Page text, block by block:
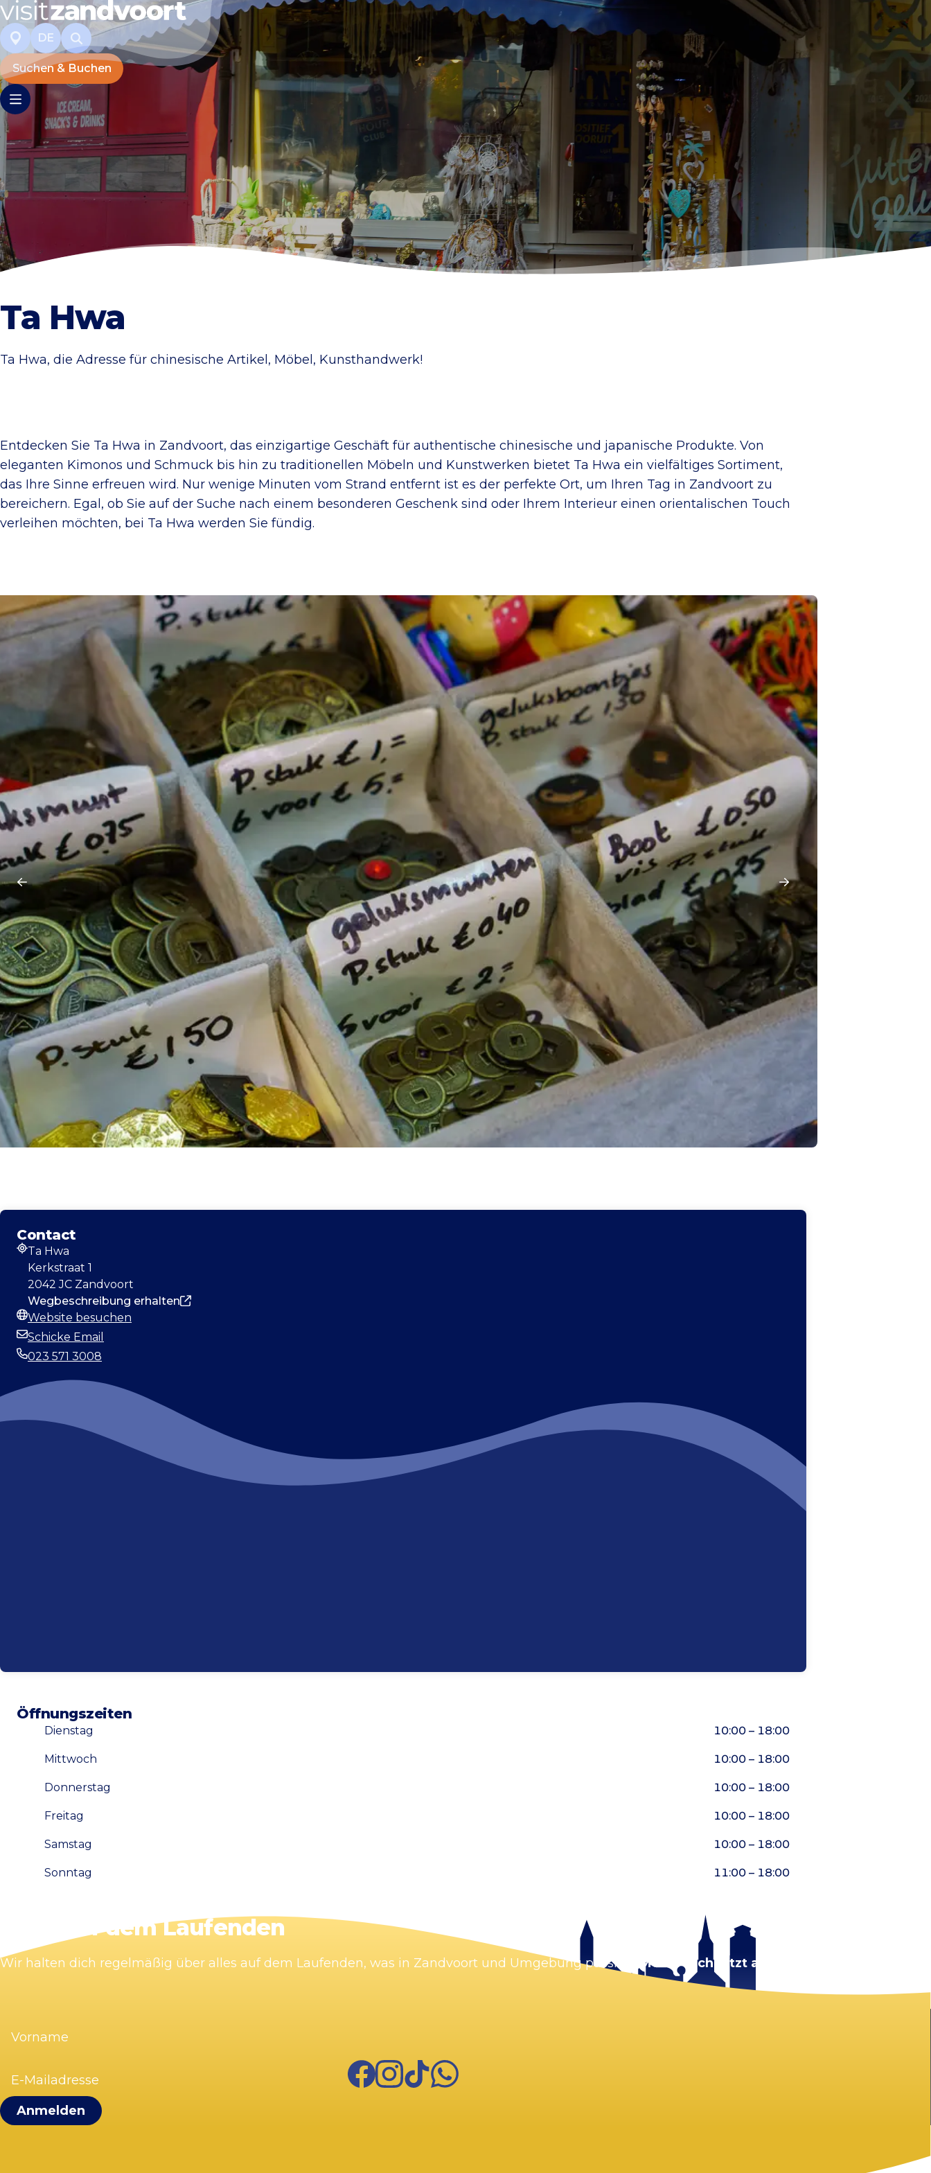
DE
Suchen & Buchen
Ta Hwa
Ta Hwa, die Adresse für chinesische Artikel, Möbel, Kunsthandwerk!
Entdecken Sie Ta Hwa in Zandvoort, das einzigartige Geschäft für authentische chinesische und japanische Produkte. Von
eleganten Kimonos und Schmuck bis hin zu traditionellen Möbeln und Kunstwerken bietet Ta Hwa ein vielfältiges Sortiment,
das Ihre Sinne erfreuen wird. Nur wenige Minuten vom Strand entfernt ist es der perfekte Ort, um Ihren Tag in Zandvoort zu
bereichern. Egal, ob Sie auf der Suche nach einem besonderen Geschenk sind oder Ihrem Interieur einen orientalischen Touch
verleihen möchten, bei Ta Hwa werden Sie fündig.
Contact
Adresse
Ta Hwa
Kerkstraat 1
2042 JC Zandvoort
Wegbeschreibung erhalten
Webseite
Website besuchen
E-Mail-Adresse
Schicke Email
023 571 3008
Öffnungszeiten
Dienstag 10:00 – 18:00
Mittwoch 10:00 – 18:00
Donnerstag 10:00 – 18:00
Freitag 10:00 – 18:00
Samstag 10:00 – 18:00
Sonntag 11:00 – 18:00
Karte vergrößern
Bleib auf dem Laufenden
Wir halten dich regelmäßig über alles auf dem Laufenden, was in Zandvoort und Umgebung passiert. Melde dich jetzt an!
(erforderlich)
Mailadresse
FacebookInstagram
TikTokWhatsApp
Visit Zandvoort
Kontakt